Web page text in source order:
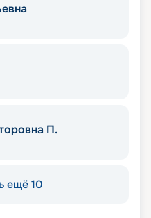
П.
ещё 10